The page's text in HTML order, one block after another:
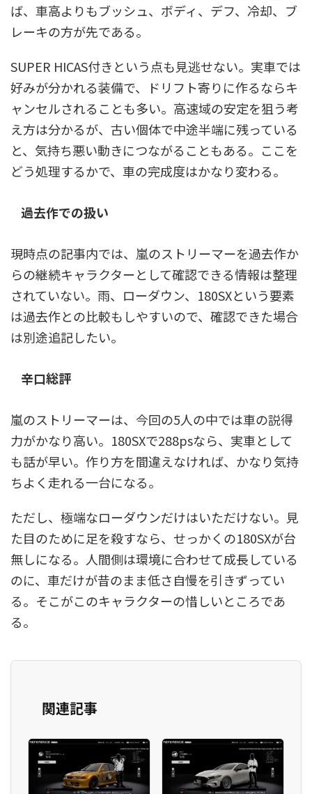
ば、車高よりもブッシュ、ボディ、デフ、冷却、ブ
レーキの方が先である。
SUPER HICAS付きという点も見逃せない。実車では
好みが分かれる装備で、ドリフト寄りに作るならキ
ャンセルされることも多い。高速域の安定を狙う考
え方は分かるが、古い個体で中途半端に残っている
と、気持ち悪い動きにつながることもある。ここを
どう処理するかで、車の完成度はかなり変わる。
過去作での扱い
現時点の記事内では、嵐のストリーマーを過去作か
らの継続キャラクターとして確認できる情報は整理
されていない。雨、ローダウン、180SXという要素
は過去作との比較もしやすいので、確認できた場合
は別途追記したい。
辛口総評
嵐のストリーマーは、今回の5人の中では車の説得
力がかなり高い。180SXで288psなら、実車として
も話が早い。作り方を間違えなければ、かなり気持
ちよく走れる一台になる。
ただし、極端なローダウンだけはいただけない。見
た目のために足を殺すなら、せっかくの180SXが台
無しになる。人間側は環境に合わせて成長している
のに、車だけが昔のまま低さ自慢を引きずってい
る。そこがこのキャラクターの惜しいところであ
る。
関連記事